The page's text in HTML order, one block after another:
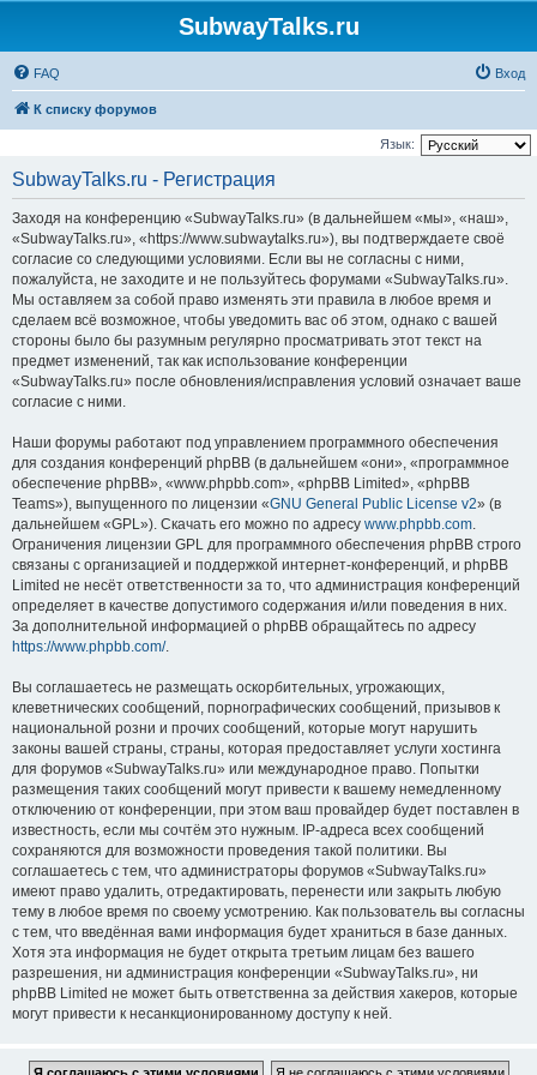
SubwayTalks.ru
FAQ Вход
К списку форумов
Язык:
SubwayTalks.ru - Регистрация
Заходя на конференцию «SubwayTalks.ru» (в дальнейшем «мы», «наш»,
«SubwayTalks.ru», «https://www.subwaytalks.ru»), вы подтверждаете своё
согласие со следующими условиями. Если вы не согласны с ними,
пожалуйста, не заходите и не пользуйтесь форумами «SubwayTalks.ru».
Мы оставляем за собой право изменять эти правила в любое время и
сделаем всё возможное, чтобы уведомить вас об этом, однако с вашей
стороны было бы разумным регулярно просматривать этот текст на
предмет изменений, так как использование конференции
«SubwayTalks.ru» после обновления/исправления условий означает ваше
согласие с ними.
Наши форумы работают под управлением программного обеспечения
для создания конференций phpBB (в дальнейшем «они», «программное
обеспечение phpBB», «www.phpbb.com», «phpBB Limited», «phpBB
Teams»), выпущенного по лицензии «GNU General Public License v2» (в
дальнейшем «GPL»). Скачать его можно по адресу www.phpbb.com.
Ограничения лицензии GPL для программного обеспечения phpBB строго
связаны с организацией и поддержкой интернет-конференций, и phpBB
Limited не несёт ответственности за то, что администрация конференций
определяет в качестве допустимого содержания и/или поведения в них.
За дополнительной информацией о phpBB обращайтесь по адресу
https://www.phpbb.com/.
Вы соглашаетесь не размещать оскорбительных, угрожающих,
клеветнических сообщений, порнографических сообщений, призывов к
национальной розни и прочих сообщений, которые могут нарушить
законы вашей страны, страны, которая предоставляет услуги хостинга
для форумов «SubwayTalks.ru» или международное право. Попытки
размещения таких сообщений могут привести к вашему немедленному
отключению от конференции, при этом ваш провайдер будет поставлен в
известность, если мы сочтём это нужным. IP-адреса всех сообщений
сохраняются для возможности проведения такой политики. Вы
соглашаетесь с тем, что администраторы форумов «SubwayTalks.ru»
имеют право удалить, отредактировать, перенести или закрыть любую
тему в любое время по своему усмотрению. Как пользователь вы согласны
с тем, что введённая вами информация будет храниться в базе данных.
Хотя эта информация не будет открыта третьим лицам без вашего
разрешения, ни администрация конференции «SubwayTalks.ru», ни
phpBB Limited не может быть ответственна за действия хакеров, которые
могут привести к несанкционированному доступу к ней.